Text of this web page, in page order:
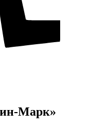
Марк»